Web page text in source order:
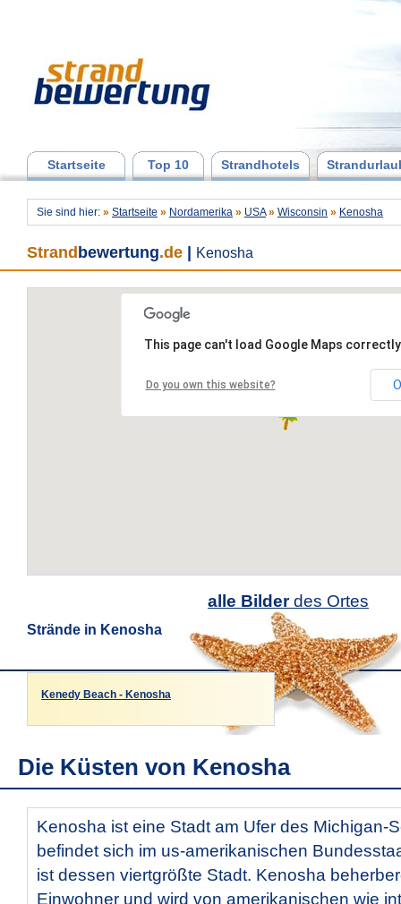
Startseite Top 10 Strandhotels
Sie sind hier: » Startseite » Nordamerika » USA » Wisconsin » Kenosha
Strand bewertung.de Kenosha
This page can't load Google Maps
Do you own this website?
alle Bilderdes Ortes
Strände in Kenosha
Kenedy Beach - Kenosha
Die Küsten von Kenosha
Kenosha ist eine Stadt am Ufer des Michigan-
befindet sich im us-amerikanischen
ist dessen viertgrößte Stadt. Kenosha
Einwohner und wird von amerikanischen wie